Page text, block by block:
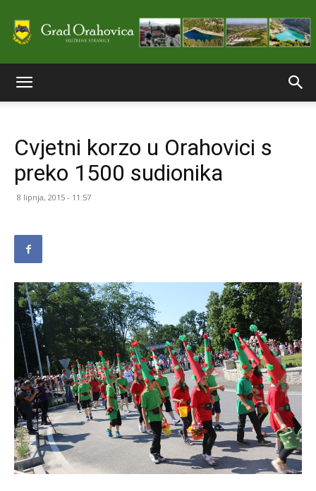
stranice
Cvjetni korzo u Orahovici s
preko 1500 sudionika
8 lipnja, 2015 - 11:57